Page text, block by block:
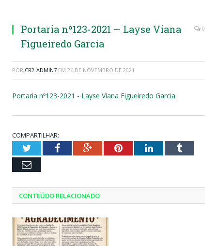
Portaria nº123-2021 – Layse Viana
Figueiredo Garcia
0
POR CR2-ADMIN7 EM 26 DE NOVEMBRO DE 2021
Portaria nº123-2021 - Layse Viana Figueiredo Garcia
COMPARTILHAR:
TwitterFacebookGoogle+PinterestLinkedInTumblr
Email
CONTEÚDO RELACIONADO